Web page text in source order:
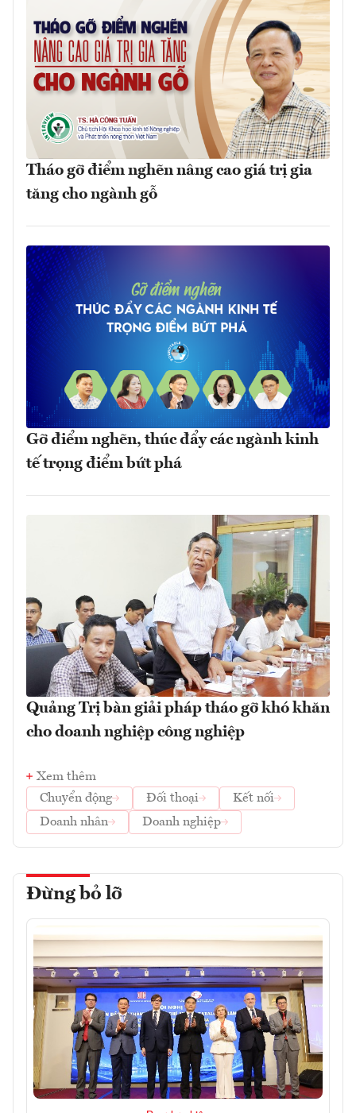
Tháo gỡ điểm nghẽn nâng cao giá trị gia
tăng cho ngành gỗ
Gỡ điểm nghẽn, thúc đẩy các ngành kinh
tế trọng điểm bứt phá
Quảng Trị bàn giải pháp tháo gỡ khó khăn
cho doanh nghiệp công nghiệp
Xem thêm
Chuyển động
Đối thoại
Kết nối
Doanh nhân
Doanh nghiệp
Đừng bỏ lỡ